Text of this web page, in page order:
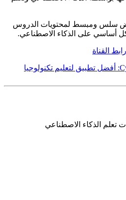
سلس ومبسط لمحتويات الدروس
أساسي على الذكاء الاصطناعي.
رابط القناة
تحميل Cybrary: أفضل تطبيق لتعليم تكنولوجيا